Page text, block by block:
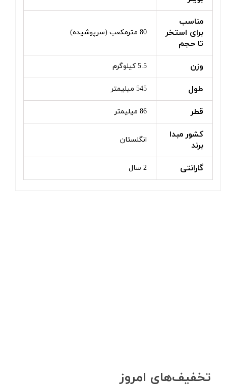
مناسب
برای استخر
تا حجم
80 مترمکعب (سرپوشیده)
وزن 5.5 کیلوگرم
طول 545 میلیمتر
قطر 86 میلیمتر
کشور مبدا
برند
انگلستان
گارانتی 2 سال
تخفیف‌های امروز